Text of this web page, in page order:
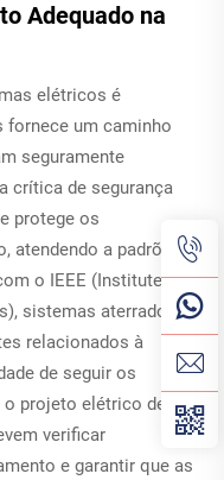
Adequado na
elétricos é
fornece um caminho
seguramente
crítica de segurança
protege os
atendendo a padrões
o IEEE (Institute of
sistemas aterrados
relacionados à
de seguir os
projeto elétrico de
verificar
e garantir que as